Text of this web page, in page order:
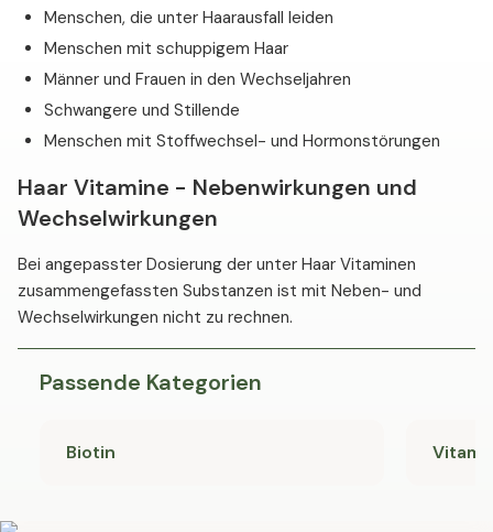
Menschen, die unter Haarausfall leiden
Menschen mit schuppigem Haar
Männer und Frauen in den Wechseljahren
Schwangere und Stillende
Menschen mit Stoffwechsel- und Hormonstörungen
Haar Vitamine - Nebenwirkungen und
Wechselwirkungen
Bei angepasster Dosierung der unter Haar Vitaminen
zusammengefassten Substanzen ist mit Neben- und
Wechselwirkungen nicht zu rechnen.
Passende Kategorien
Biotin